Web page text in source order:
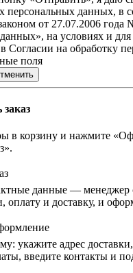
персональных данных, в
от 27.07.2006
на условиях и для
Согласии на обработку
поля
в корзину и нажмите
данные — менеджер
оплату и доставку, и
укажите адрес
введите контакты и